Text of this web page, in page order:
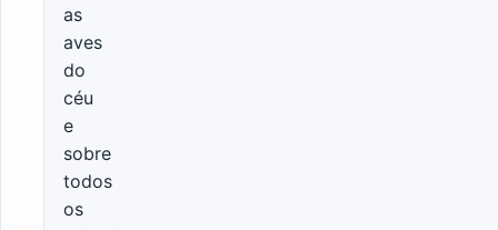
as
aves
do
céu
e
sobre
todos
os